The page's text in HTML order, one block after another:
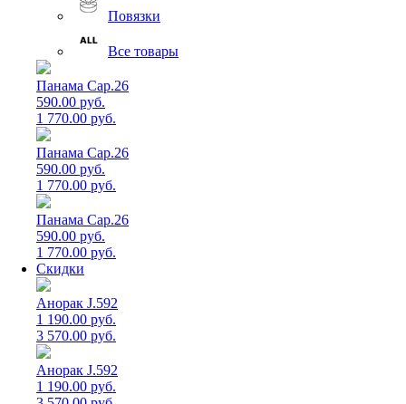
Повязки
Все товары
Панама Cap.26
590.00 руб.
1 770.00 руб.
Панама Cap.26
590.00 руб.
1 770.00 руб.
Панама Cap.26
590.00 руб.
1 770.00 руб.
Скидки
Анорак J.592
1 190.00 руб.
3 570.00 руб.
Анорак J.592
1 190.00 руб.